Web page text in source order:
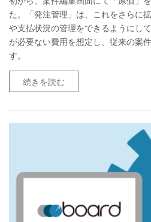
た。「発注管理」は、これをさらに
や支払状況の管理をできるようにし
が必要ない費用を想定し、従来の案
す。
続きを読む